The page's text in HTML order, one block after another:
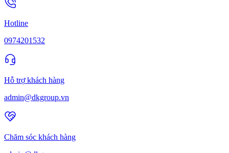
Hotline
0974201532
Hỗ trợ khách hàng
admin@dkgroup.vn
Chăm sóc khách hàng